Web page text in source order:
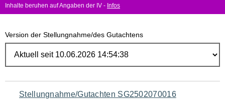
Inhalte beruhen auf Angaben der IV - Infos
Version der Stellungnahme/des Gutachtens
Navigation
Stellungnahme/Gutachten SG2502070016